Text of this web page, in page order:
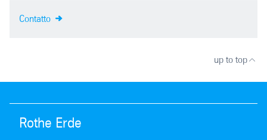
Contatto
up to top
Rothe Erde